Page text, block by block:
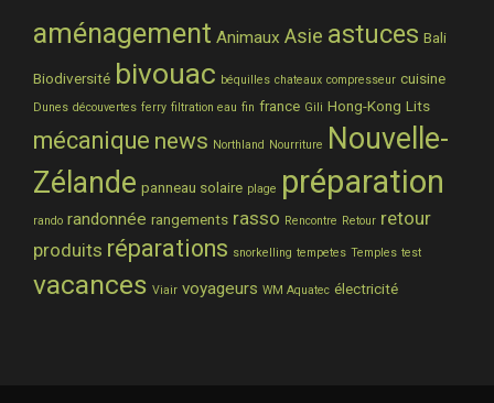
aménagement Animaux Asie astuces Bali
Biodiversité bivouac béquilles chateaux compresseur cuisine
Dunes découvertes ferry filtration eau fin france Gili Hong-Kong Lits
mécanique news Northland Nourriture Nouvelle-
Zélande panneau solaire plage préparation
rando randonnée rangements rasso Rencontre Retour retour
produits réparations snorkelling tempetes Temples test
vacances Viair voyageurs WM Aquatec électricité